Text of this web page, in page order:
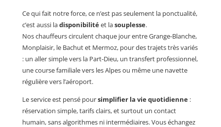
Ce qui fait notre force, ce n’est pas seulement la ponctualité,
c’est aussi ladisponibilitéet lasouplesse.
Nos chauffeurs circulent chaque jour entre Grange-Blanche,
Monplaisir, le Bachut et Mermoz, pour des trajets très variés
: un aller simple vers la Part-Dieu, un transfert professionnel,
une course familiale vers les Alpes ou même une navette
régulière vers l’aéroport.
Le service est pensé poursimplifier la vie quotidienne:
réservation simple, tarifs clairs, et surtout un contact
humain, sans algorithmes ni intermédiaires. Vous échangez